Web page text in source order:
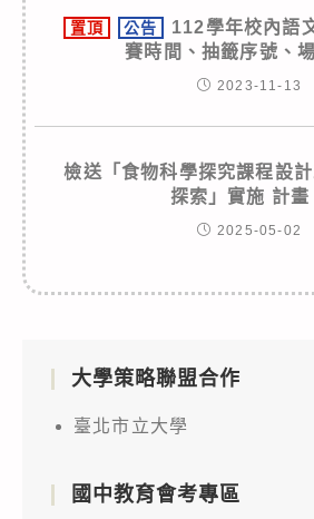
置頂 公告
112學年校內語
賽時間、抽籤序號、
2023-11-13
檢送「食物科學探究課程設
探索」實施 計畫
2025-05-02
大學策略聯盟合作
臺北市立大學
國中教育會考專區